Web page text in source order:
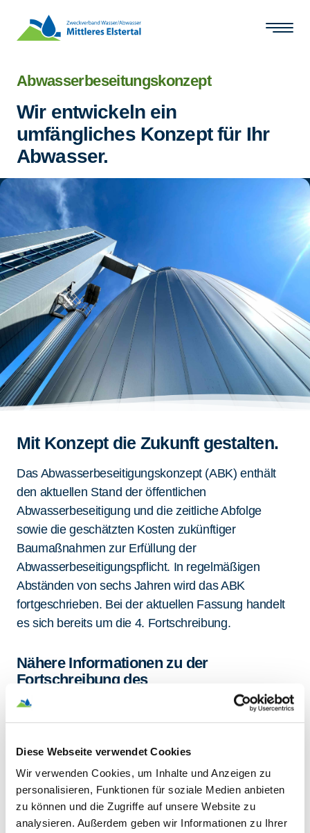
Diese Webseite verwendet Cookies
Wir verwenden Cookies, um Inhalte und Anzeigen zu
personalisieren, Funktionen für soziale Medien anbieten
zu können und die Zugriffe auf unsere Website zu
analysieren. Außerdem geben wir Informationen zu Ihrer
Abwasserbeseitungskonzept
Wir entwickeln ein
umfängliches Konzept für Ihr
Abwasser.
Mit Konzept die Zukunft gestalten.
Das Abwasserbeseitigungskonzept (ABK) enthält
den aktuellen Stand der öffentlichen
Abwasserbeseitigung und die zeitliche Abfolge
sowie die geschätzten Kosten zukünftiger
Baumaßnahmen zur Erfüllung der
Abwasserbeseitigungspflicht. In regelmäßigen
Abständen von sechs Jahren wird das ABK
fortgeschrieben. Bei der aktuellen Fassung handelt
es sich bereits um die 4. Fortschreibung.
Nähere Informationen zu der
Fortschreibung des
Abwasserbeseitigungskonzeptes und
den geplanten Maßnahmen finden Sie im
Erläuterungsbericht zum
Abwasserbeseitigungskonzept